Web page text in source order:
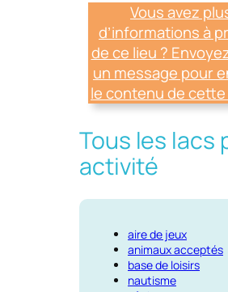
Vous avez
d’informations à
de ce lieu ?
un message pour
le contenu de cette
Tous les lacs
activité
aire de jeux
animaux acceptés
base de loisirs
nautisme